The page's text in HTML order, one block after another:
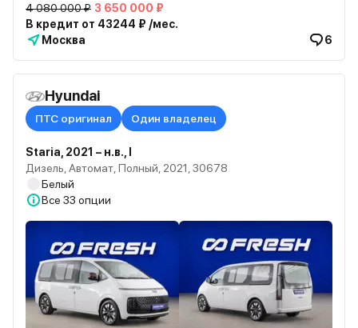
4 080 000 ₽ 3 650 000 ₽
В кредит от 43244 ₽ /мес.
Москва
6
Hyundai
ПТС оригинал Один владелец
Staria, 2021 – н.в., I
Дизель, Автомат, Полный, 2021, 30678
Белый
Все 33 опции